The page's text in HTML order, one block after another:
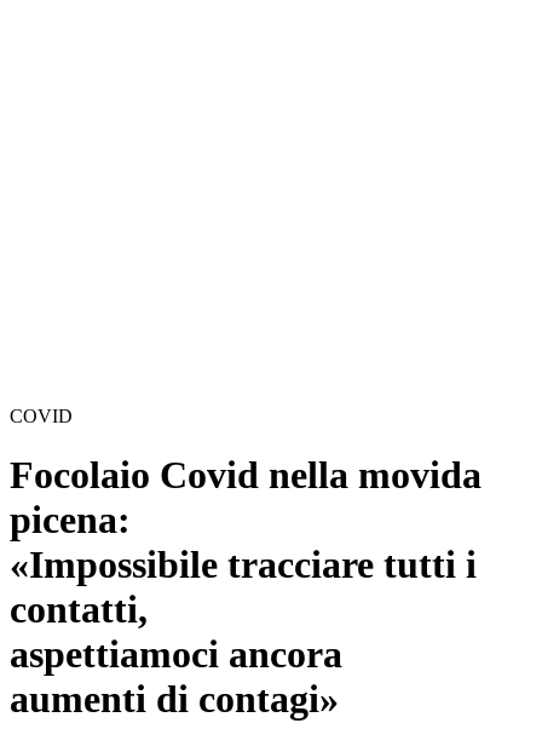
COVID
Focolaio Covid nella movida
picena:
«Impossibile tracciare tutti i
contatti,
aspettiamoci ancora
aumenti di contagi»